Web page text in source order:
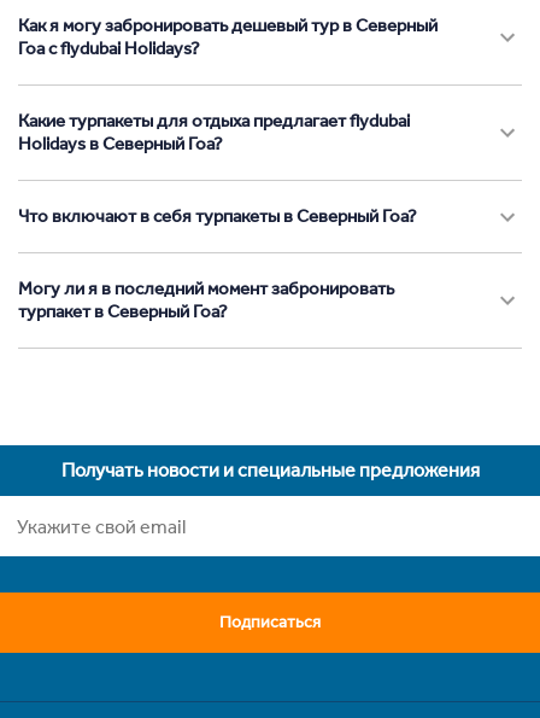
Как я могу забронировать дешевый тур в Северный
Гоа с flydubai Holidays?
Какие турпакеты для отдыха предлагает flydubai
Holidays в Северный Гоа?
Что включают в себя турпакеты в Северный Гоа?
Могу ли я в последний момент забронировать
турпакет в Северный Гоа?
Получать новости и специальные предложения
Подписаться